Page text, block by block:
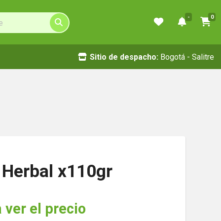
- 0
Sitio de despacho: Bogotá - Salitre
x110gr
ver el precio